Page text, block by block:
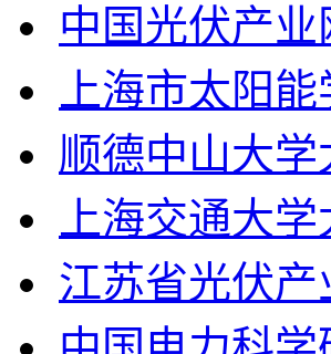
中国光伏产业
上海市太阳
顺德中山大
上海交通大
江苏省光伏产